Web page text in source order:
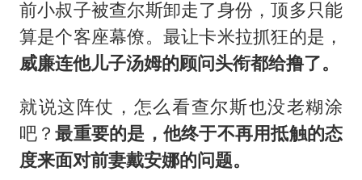
前小叔子被查尔斯卸走了身份，顶多只能
算是个客座幕僚。最让卡米拉抓狂的是，
威廉连他儿子汤姆的顾问头衔都给撸了。
就说这阵仗，怎么看查尔斯也没老糊涂
吧？最重要的是，他终于不再用抵触的态
度来面对前妻戴安娜的问题。